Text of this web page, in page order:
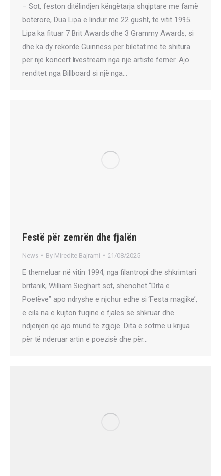
– Sot, feston ditëlindjen këngëtarja shqiptare me famë
botërore, Dua Lipa e lindur me 22 gusht, të vitit 1995.
Lipa ka fituar 7 Brit Awards dhe 3 Grammy Awards, si
dhe ka dy rekorde Guinness për biletat më të shitura
për një koncert livestream nga një artiste femër. Ajo
renditet nga Billboard si një nga…
Festë për zemrën dhe fjalën
News By Miredite Bajrami 21/08/2025
E themeluar në vitin 1994, nga filantropi dhe shkrimtari
britanik, William Sieghart sot, shënohet “Dita e
Poetëve” apo ndryshe e njohur edhe si ‘Festa magjike’,
e cila na e kujton fuqinë e fjalës së shkruar dhe
ndjenjën që ajo mund të zgjojë. Dita e sotme u krijua
për të nderuar artin e poezisë dhe për…